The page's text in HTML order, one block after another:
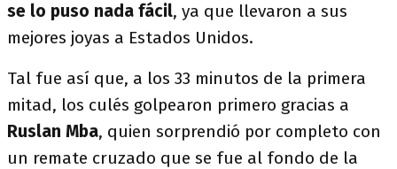
se lo puso nada fácil, ya que llevaron a sus
mejores joyas a Estados Unidos.
Tal fue así que, a los 33 minutos de la primera
mitad, los culés golpearon primero gracias a
Ruslan Mba, quien sorprendió por completo con
un remate cruzado que se fue al fondo de la